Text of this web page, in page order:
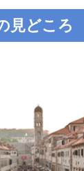
見どころ